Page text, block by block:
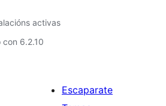
activas
con 6.2.10
Escaparate